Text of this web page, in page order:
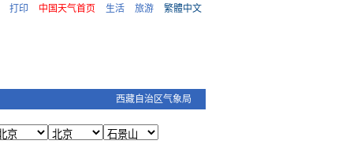
打印 中国天气首页 生活 旅游 繁體中文
西藏自治区气象局